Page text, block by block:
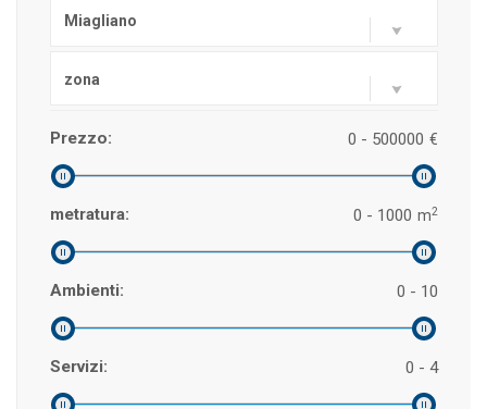
Miagliano
zona
Prezzo: €
0 - 500000
metratura: m2
0 - 1000
Ambienti: 0 - 10
Servizi: 0 - 4